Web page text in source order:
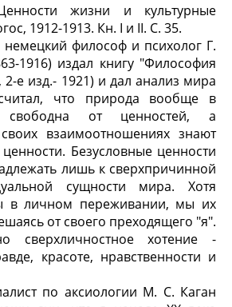
жизни и культурные
1912-1913. Кн. I и II. С. 35.
немецкий философ и психолог Г.
1916) издал книгу "Философия
2-е изд.- 1921) и дал анализ мира
что природа вообще в
свободна от ценностей, а
взаимоотношениях знают
Безусловные ценности
лишь к сверхпричинной
сущности мира. Хотя
в личном переживании, мы их
от своего преходящего "я".
сверхличностное хотение -
красоте, нравственности и
по аксиологии М. С. Каган